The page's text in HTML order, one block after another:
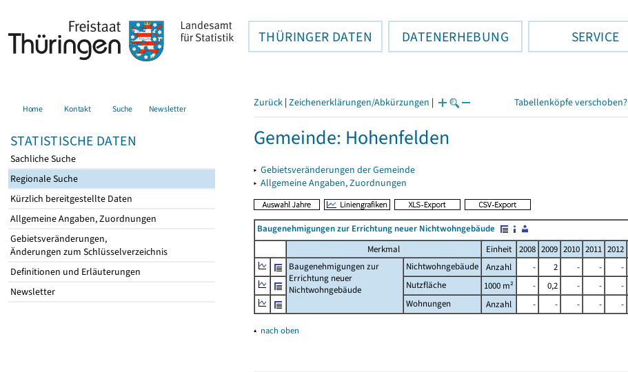
THÜRINGER DATEN DATENERHEBUNG SERVICE
Home Kontakt Suche Newsletter
STATISTISCHE DATEN
Sachliche Suche
Regionale Suche
Kürzlich bereitgestellte Daten
Allgemeine Angaben, Zuordnungen
Gebietsveränderungen,
Änderungen zum Schlüsselverzeichnis
Definitionen und Erläuterungen
Newsletter
Zurück | Zeichenerklärungen/Abkürzungen | Tabellenköpfe verschoben?
Gemeinde: Hohenfelden
▸ Gebietsveränderungen der Gemeinde
▸ Allgemeine Angaben, Zuordnungen
Baugenehmigungen zur Errichtung neuer Nichtwohngebäude
Merkmal
Einheit 2008 2009 2010 2011 2012
Baugenehmigungen zur
Errichtung neuer
Nichtwohngebäude
Nichtwohngebäude Anzahl - 2 - - -
Nutzfläche
1000 m² - 0,2 - - -
Wohnungen
Anzahl - - - - -
▴ nach oben